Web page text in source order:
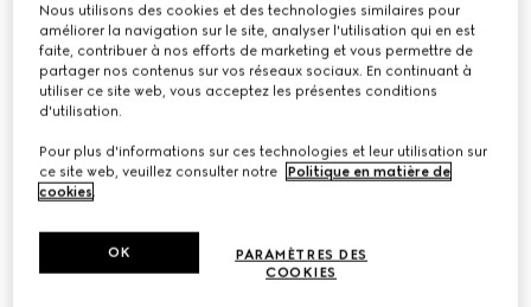
Ensemble de dés
€ 350
Nous utilisons des cookies et des technologies similaires pour
améliorer la navigation sur le site, analyser l'utilisation qui en est
faite, contribuer à nos efforts de marketing et vous permettre de
partager nos contenus sur vos réseaux sociaux. En continuant à
utiliser ce site web, vous acceptez les présentes conditions
d'utilisation.
Pour plus d'informations sur ces technologies et leur utilisation sur
ce site web, veuillez consulter notre
Politique en matière de
cookies.
PARAMÈTRES DES
COOKIES
OK